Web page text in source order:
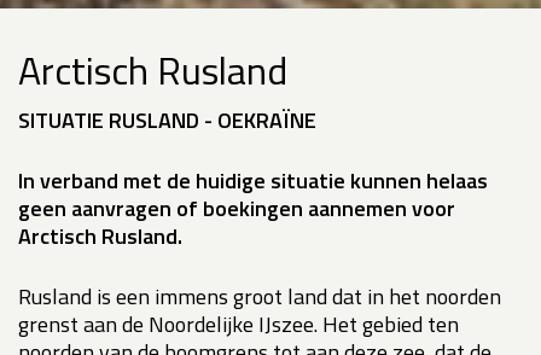
Arctisch Rusland
SITUATIE RUSLAND - OEKRAÏNE
In verband met de huidige situatie kunnen helaas
geen aanvragen of boekingen aannemen voor
Arctisch Rusland.
Rusland is een immens groot land dat in het noorden
grenst aan de Noordelijke IJszee. Het gebied ten